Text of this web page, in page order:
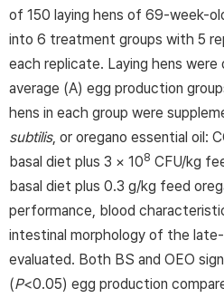
of 150 laying hens of 69-week-
into 6 treatment groups with 5
each replicate. Laying hens were
average (A) egg production
hens in each group were
subtilis, or oregano essential oil:
basal diet plus 3 × 108 CFU/kg
basal diet plus 0.3 g/kg feed
performance, blood
intestinal morphology of the
evaluated. Both BS and OEO
(P<0.05) egg production